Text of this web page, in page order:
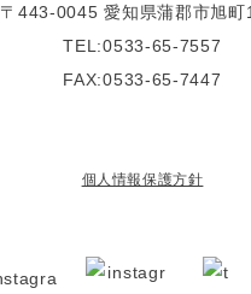
〒443-0045 愛知県蒲郡市旭町
TEL:0533-65-7557
FAX:0533-65-7447
個人情報保護方針